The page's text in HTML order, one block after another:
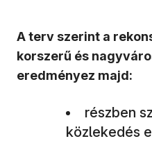
A terv szerint a
korszerű és
eredményez majd:
részben
közlekedés